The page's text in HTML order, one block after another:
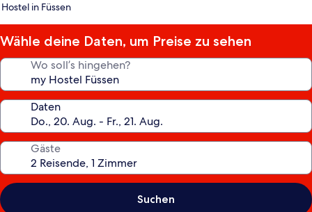
Hostel in Füssen
Wähle deine Daten, um Preise zu sehen
Wo soll’s hingehen?
Daten
Gäste
Suchen